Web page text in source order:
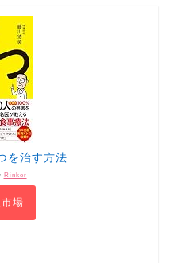
を治す方法
Rinker
場